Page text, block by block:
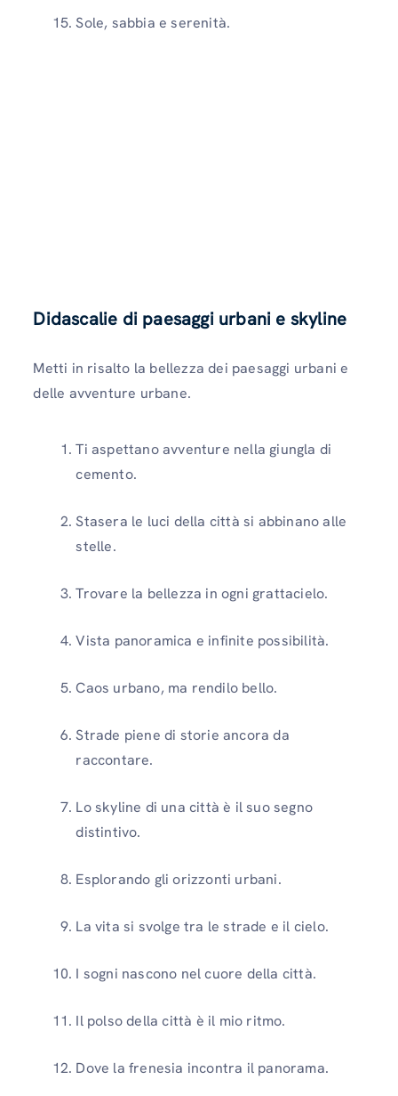
Sole, sabbia e serenità.
Didascalie di paesaggi urbani e skyline
Metti in risalto la bellezza dei paesaggi urbani e
delle avventure urbane.
Ti aspettano avventure nella giungla di
cemento.
Stasera le luci della città si abbinano alle
stelle.
Trovare la bellezza in ogni grattacielo.
Vista panoramica e infinite possibilità.
Caos urbano, ma rendilo bello.
Strade piene di storie ancora da
raccontare.
Lo skyline di una città è il suo segno
distintivo.
Esplorando gli orizzonti urbani.
La vita si svolge tra le strade e il cielo.
I sogni nascono nel cuore della città.
Il polso della città è il mio ritmo.
Dove la frenesia incontra il panorama.